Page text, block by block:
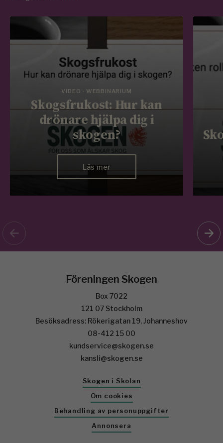
VIDEO - WEBBINARIUM
Skogsfrukost: Hur kan
drönare hjälpa dig i
skogen?
Läs mer
Föreningen Skogen
Box 7022
121 07 Stockholm
Besöksadress: Rökerigatan 19, Johanneshov
08-412 15 00
kundservice@skogen.se
kansli@skogen.se
Skogen i Skolan
Om cookies
Behandling av personuppgifter
Annonsera